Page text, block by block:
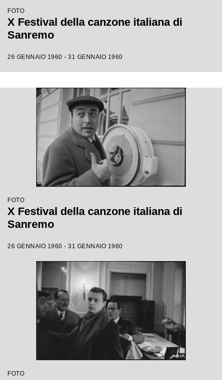
FOTO
X Festival della canzone italiana di
Sanremo
26 GENNAIO 1960 - 31 GENNAIO 1960
FOTO
X Festival della canzone italiana di
Sanremo
26 GENNAIO 1960 - 31 GENNAIO 1960
FOTO